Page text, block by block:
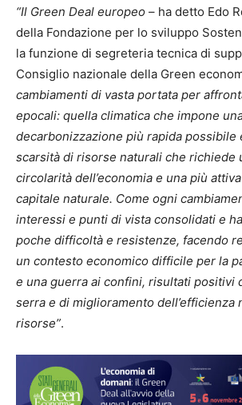
“Il Green Deal europeo – ha detto Edo
della Fondazione per lo sviluppo
la funzione di segreteria tecnica di
Consiglio nazionale della Green
cambiamenti di vasta portata per
epocali: quella climatica che impone
decarbonizzazione più rapida possibile
scarsità di risorse naturali che richiede
circolarità dell’economia e una più
capitale naturale. Come ogni
interessi e punti di vista consolidati e
poche difficoltà e resistenze, facendo
un contesto economico difficile per la
e una guerra ai confini, risultati positivi
serra e di miglioramento dell’efficienza
risorse”.